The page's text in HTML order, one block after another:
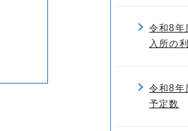
令和8
入所の
令和8年
予定数